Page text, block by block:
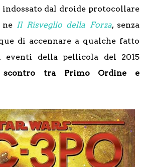
indossato dal droide protocollare
Il Risveglio della Forza, senza
di accennare a qualche fatto
eventi della pellicola del 2015
scontro tra Primo Ordine e